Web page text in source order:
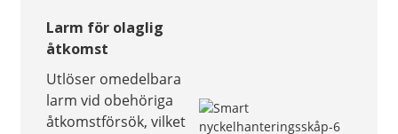
Larm för olaglig
åtkomst
Utlöser omedelbara
larm vid obehöriga
åtkomstförsök, vilket